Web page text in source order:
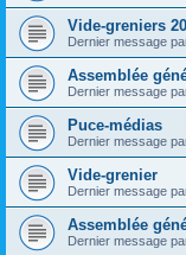
Vide-greniers
Dernier message
Assemblée
Dernier message
Puce-médias
Dernier message
Vide-grenier
Dernier message
Assemblée
Dernier message